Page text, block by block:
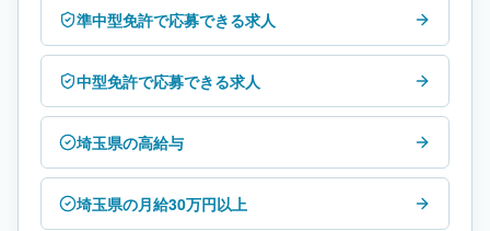
準中型免許で応募できる求人
中型免許で応募できる求人
埼玉県の高給与
埼玉県の月給30万円以上